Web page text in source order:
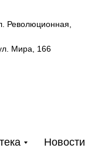
Революционная,
Мира, 166
Новости